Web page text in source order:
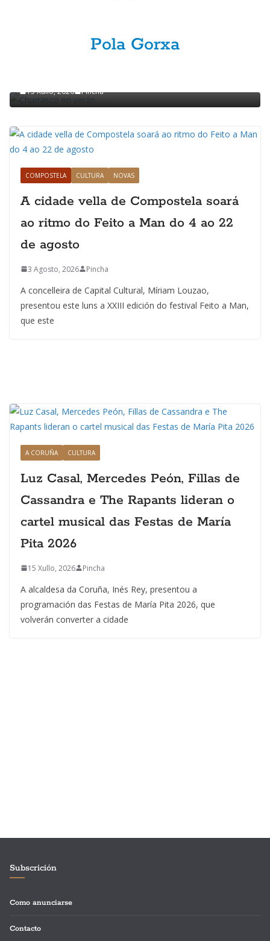
Pola Gorxa
POLA GORXA
15 Xullo, 2026 Pincha
COMPOSTELA CULTURA NOVAS
A cidade vella de Compostela soará
ao ritmo do Feito a Man do 4 ao 22
de agosto
3 Agosto, 2026 Pincha
A concelleira de Capital Cultural, Míriam Louzao,
presentou este luns a XXIII edición do festival Feito a Man,
que este
A CORUÑA CULTURA
Luz Casal, Mercedes Peón, Fillas de
Cassandra e The Rapants lideran o
cartel musical das Festas de María
Pita 2026
15 Xullo, 2026 Pincha
A alcaldesa da Coruña, Inés Rey, presentou a
programación das Festas de María Pita 2026, que
volverán converter a cidade
Subscrición
Como anunciarse
Contacto